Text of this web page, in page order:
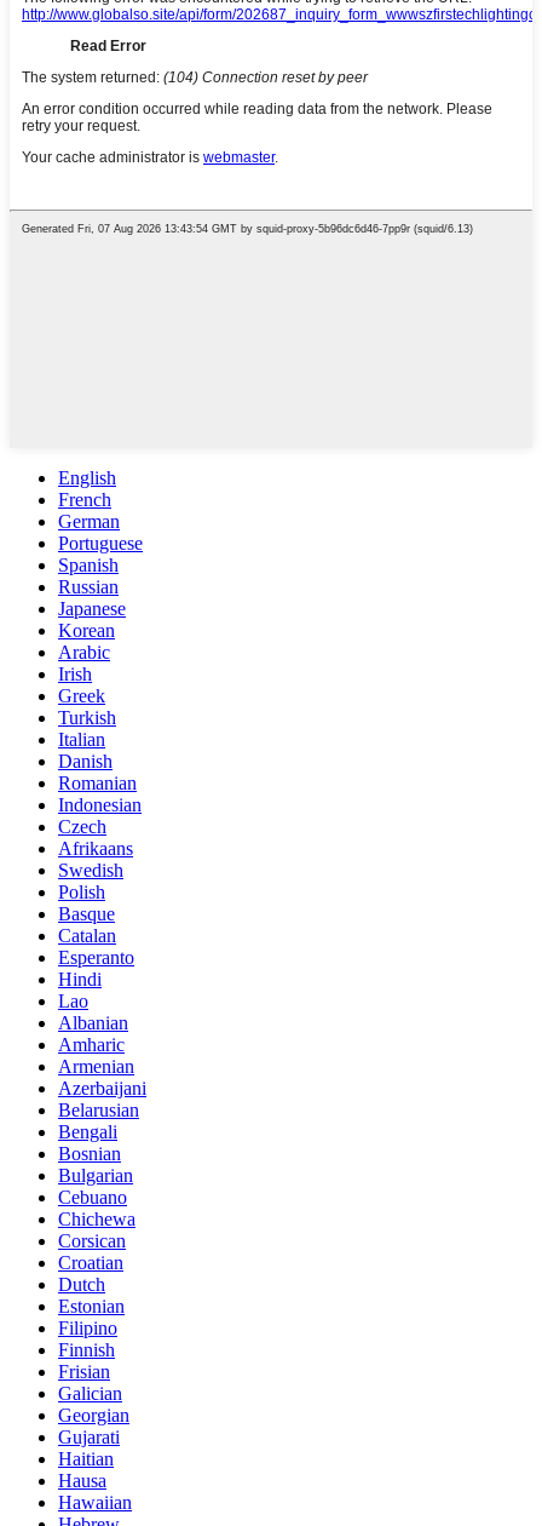
English
French
German
Portuguese
Spanish
Russian
Japanese
Korean
Arabic
Irish
Greek
Turkish
Italian
Danish
Romanian
Indonesian
Czech
Afrikaans
Swedish
Polish
Basque
Catalan
Esperanto
Hindi
Lao
Albanian
Amharic
Armenian
Azerbaijani
Belarusian
Bengali
Bosnian
Bulgarian
Cebuano
Chichewa
Corsican
Croatian
Dutch
Estonian
Filipino
Finnish
Frisian
Galician
Georgian
Gujarati
Haitian
Hausa
Hawaiian